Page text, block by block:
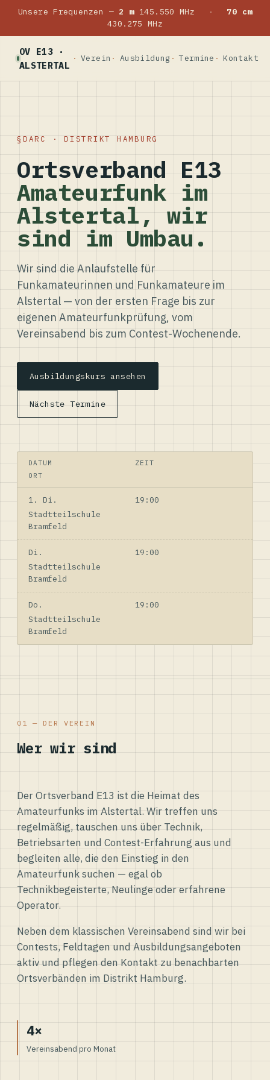
Unsere Frequenzen — 2 m145.550 MHz ·
70 cm
430.275 MHz
OV E13 ·
ALSTERTAL
Verein Ausbildung Termine Kontakt
DARC · DISTRIKT HAMBURG
Ortsverband E13
Amateurfunk im
Alstertal, wir
sind im Umbau.
Wir sind die Anlaufstelle für
Funkamateurinnen und Funkamateure im
Alstertal — von der ersten Frage bis zur
eigenen Amateurfunkprüfung, vom
Vereinsabend bis zum Contest-Wochenende.
Ausbildungskurs ansehen
Nächste Termine
DATUM
ZEIT
ORT
1. Di.
19:00
Stadtteilschule
Bramfeld
Di.
19:00
Stadtteilschule
Bramfeld
Do.
19:00
Stadtteilschule
Bramfeld
01 — DER VEREIN
Wer wir sind
Der Ortsverband E13 ist die Heimat des
Amateurfunks im Alstertal. Wir treffen uns
regelmäßig, tauschen uns über Technik,
Betriebsarten und Contest-Erfahrung aus und
begleiten alle, die den Einstieg in den
Amateurfunk suchen — egal ob
Technikbegeisterte, Neulinge oder erfahrene
Operator.
Neben dem klassischen Vereinsabend sind wir bei
Contests, Feldtagen und Ausbildungsangeboten
aktiv und pflegen den Kontakt zu benachbarten
Ortsverbänden im Distrikt Hamburg.
4×
Vereinsabend pro Monat